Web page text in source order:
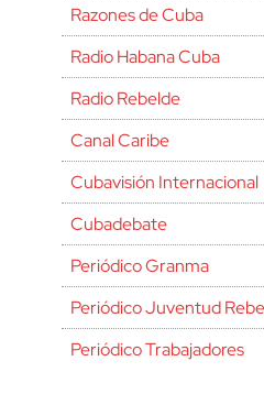
Razones de Cuba
Radio Habana Cuba
Radio Rebelde
Canal Caribe
Cubavisión Internacional
Cubadebate
Periódico Granma
Periódico Juventud
Periódico Trabajadores